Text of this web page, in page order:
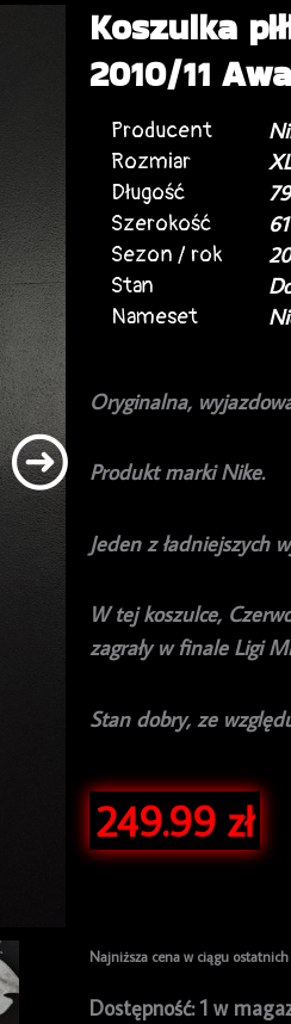
Koszulka
2010/11
Producent
Rozmiar
XL
Długość
79
Szerokość
61
Sezon / rok
Stan
Nameset
Oryginalna,
Produkt marki Nike.
Jeden z ładniejszych
W tej koszulce,
zagrały w finale Ligi
Stan dobry, ze
249.99 zł
Najniższa cena w ciągu
Dostępność: 1 w
ilość